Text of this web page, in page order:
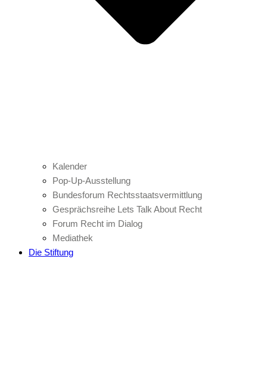
Kalender
Pop-Up-Ausstellung
Bundesforum Rechtsstaatsvermittlung
Gesprächsreihe Lets Talk About Recht
Forum Recht im Dialog
Mediathek
Die Stiftung